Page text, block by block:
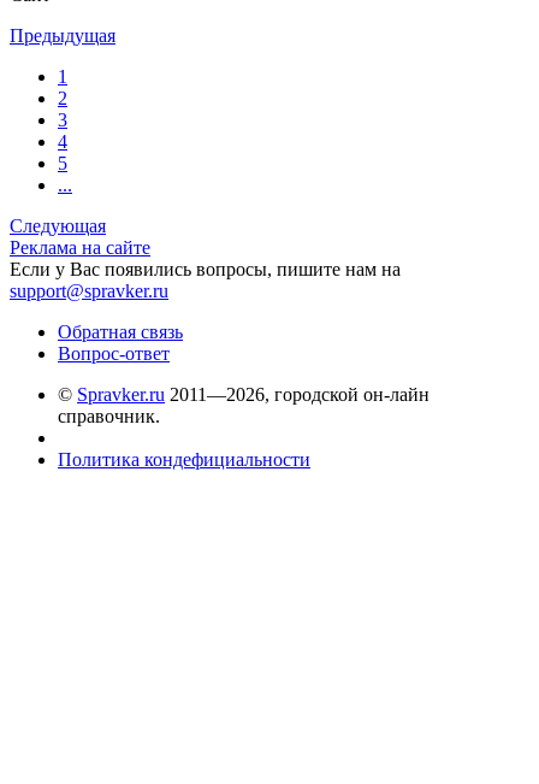
Предыдущая
1
2
3
4
5
...
Следующая
Реклама на сайте
Если у Вас появились вопросы, пишите нам на
support@spravker.ru
Обратная связь
Вопрос-ответ
© Spravker.ru 2011—2026, городской он-лайн
справочник.
Политика кондефициальности